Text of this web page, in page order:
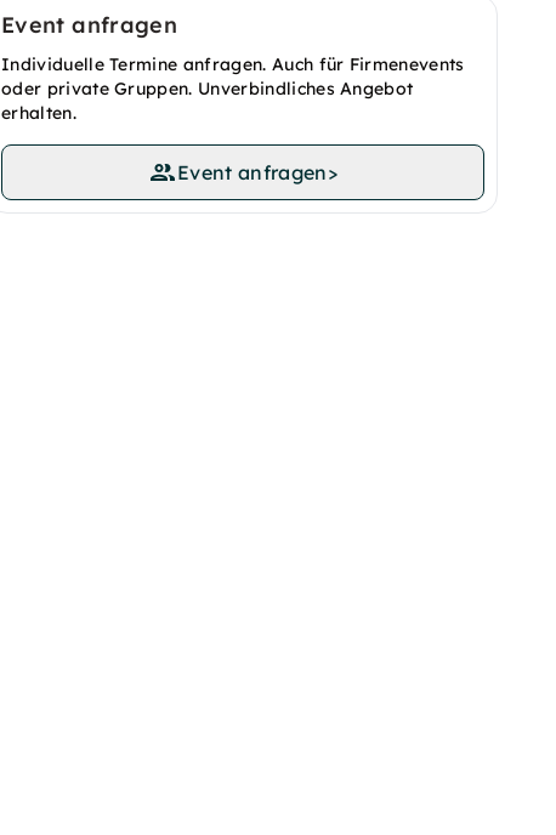
Event anfragen
Individuelle Termine anfragen. Auch für Firmenevents
oder private Gruppen. Unverbindliches Angebot
erhalten.
Event anfragen>